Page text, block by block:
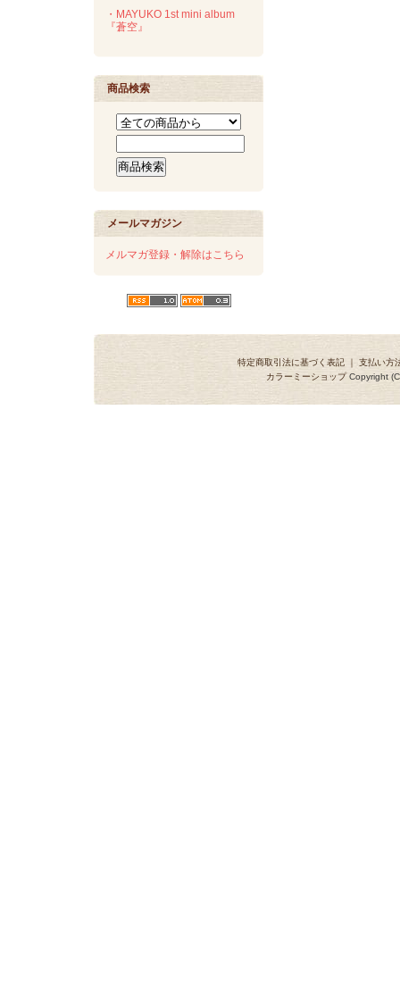
・MAYUKO 1st mini album
『蒼空』
商品検索
メールマガジン
メルマガ登録・解除はこちら
特定商取引法に基づく表記 ｜ 支払い方
カラーミーショップCopyright